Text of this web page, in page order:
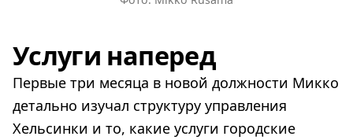
Услуги наперед
Первые три месяца в новой должности Микко
детально изучал структуру управления
Хельсинки и то, какие услуги городские